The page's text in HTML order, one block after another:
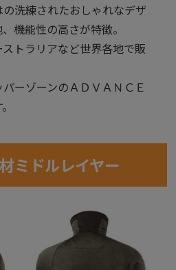
洗練されたおしゃれなデザ
機能性の高さが特徴。
トラリアなど世界各地で販
ーゾーンのＡＤＶＡＮＣＥ
ミドルレイヤー